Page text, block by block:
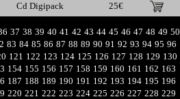
Cd Digipack 25€
37 38 39 40 41 42 43 44 45 46 47 48 49 50
83 84 85 86 87 88 89 90 91 92 93 94 95 96
121 122 123 124 125 126 127 128 129 130
154 155 156 157 158 159 160 161 162 163
187 188 189 190 191 192 193 194 195 196
220 221 222 223 224 225 226 227 228 229